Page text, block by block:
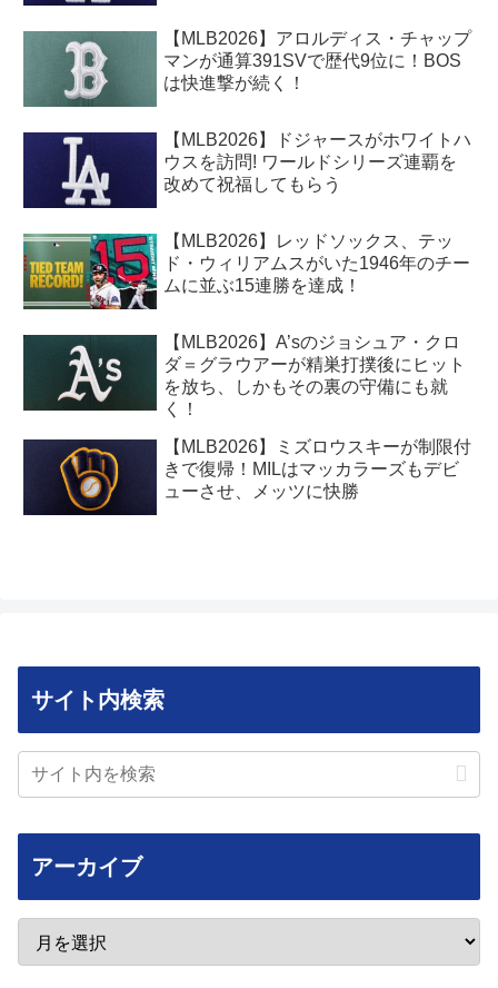
【MLB2026】アロルディス・チャップ
マンが通算391SVで歴代9位に！BOS
は快進撃が続く！
【MLB2026】ドジャースがホワイトハ
ウスを訪問! ワールドシリーズ連覇を
改めて祝福してもらう
【MLB2026】レッドソックス、テッ
ド・ウィリアムスがいた1946年のチー
ムに並ぶ15連勝を達成！
【MLB2026】A’sのジョシュア・クロ
ダ＝グラウアーが精巣打撲後にヒット
を放ち、しかもその裏の守備にも就
く！
【MLB2026】ミズロウスキーが制限付
きで復帰！MILはマッカラーズもデビ
ューさせ、メッツに快勝
サイト内検索
アーカイブ